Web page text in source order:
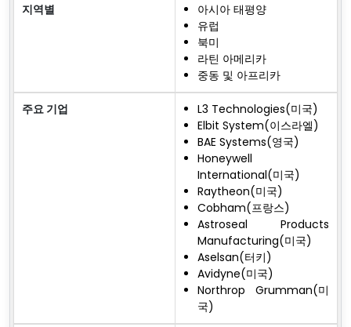
지역별
아시아 태평양
유럽
북미
라틴 아메리카
중동 및 아프리카
주요 기업
L3 Technologies(미국)
Elbit System(이스라엘)
BAE Systems(영국)
Honeywell
International(미국)
Raytheon(미국)
Cobham(프랑스)
Astroseal Products
Manufacturing(미국)
Aselsan(터키)
Avidyne(미국)
Northrop Grumman(미
국)